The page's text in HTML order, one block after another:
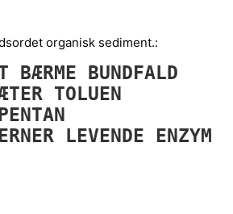
organisk sediment.:
BÆRME BUNDFALD
TOLUEN
LEVENDE ENZYM